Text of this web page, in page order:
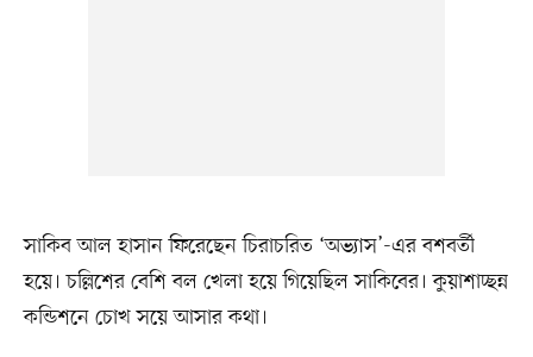
সাকিব আল হাসান ফিরেছেন চিরাচরিত ‘অভ্যাস’-এর বশবর্তী
হয়ে। চল্লিশের বেশি বল খেলা হয়ে গিয়েছিল সাকিবের। কুয়াশাচ্ছন্ন
কন্ডিশনে চোখ সয়ে আসার কথা।